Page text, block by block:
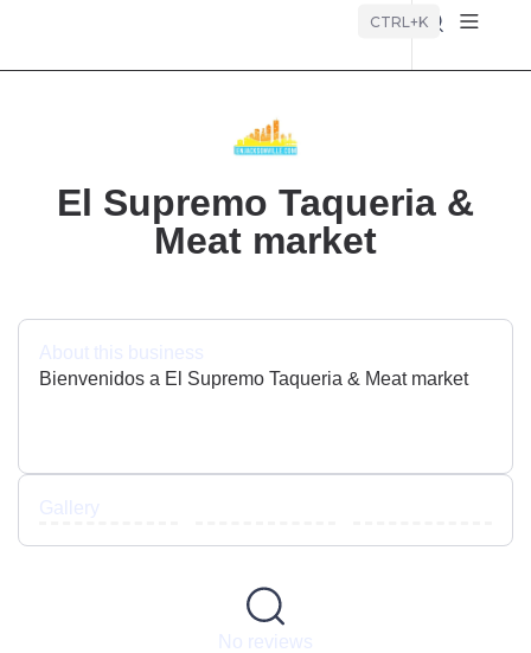
CTRL+K
El Supremo Taqueria &
Meat market
About this business
Bienvenidos a El Supremo Taqueria & Meat market
Gallery
No reviews